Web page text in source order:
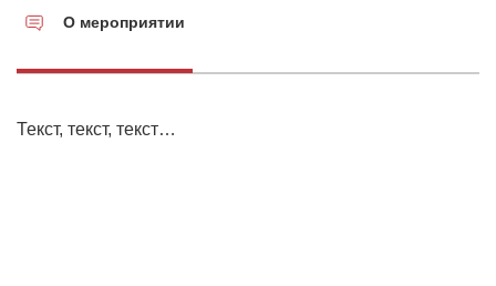
О мероприятии
Текст, текст, текст…